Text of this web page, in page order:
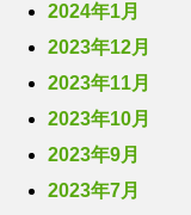
2024年1月
2023年12月
2023年11月
2023年10月
2023年9月
2023年7月